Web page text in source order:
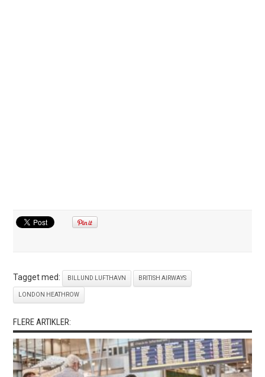
Tagget med: BILLUND LUFTHAVN BRITISH AIRWAYS
LONDON HEATHROW
FLERE ARTIKLER: